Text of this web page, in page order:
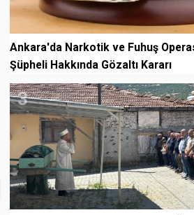
Ankara'da Narkotik ve Fuhuş
Şüpheli Hakkında Gözaltı Kararı
3